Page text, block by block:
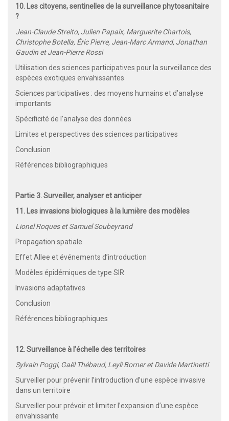
10. Les citoyens, sentinelles de la surveillance phytosanitaire
?
Jean-Claude Streito, Julien Papaix, Marguerite Chartois,
Christophe Botella, Éric Pierre, Jean-Marc Armand, Jonathan
Gaudin et Jean-Pierre Rossi
Utilisation des sciences participatives pour la surveillance des
espèces exotiques envahissantes
Sciences participatives : des moyens humains et d’analyse
importants
Spécificité de l’analyse des données
Limites et perspectives des sciences participatives
Conclusion
Références bibliographiques
Partie 3. Surveiller, analyser et anticiper
11. Les invasions biologiques à la lumière des modèles
Lionel Roques et Samuel Soubeyrand
Propagation spatiale
Effet Allee et événements d’introduction
Modèles épidémiques de type SIR
Invasions adaptatives
Conclusion
Références bibliographiques
12. Surveillance à l’échelle des territoires
Sylvain Poggi, Gaël Thébaud, Leyli Borner et Davide Martinetti
Surveiller pour prévenir l’introduction d’une espèce invasive
dans un territoire
Surveiller pour prévoir et limiter l’expansion d’une espèce
envahissante